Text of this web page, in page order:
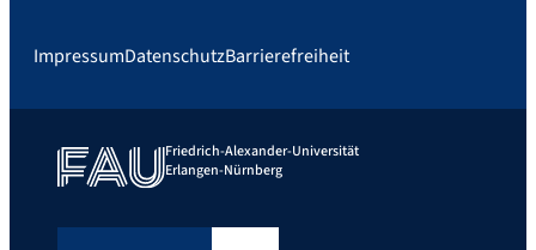
ImpressumDatenschutzBarrierefreiheit
Friedrich-Alexander-Universität
Erlangen-Nürnberg